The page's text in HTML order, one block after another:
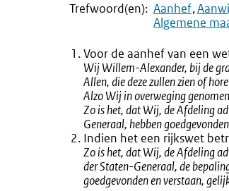
Trefwoord(en): Aanhef
Algemene
Voor de aanhef van een
Wij Willem-Alexander, bij de
Allen, die deze zullen zien of
Alzo Wij in overweging
Zo is het, dat Wij, de Afdeling
Generaal, hebben
Indien het een rijkswet
Zo is het, dat Wij, de Afdeling
der Staten-Generaal, de
goedgevonden en verstaan,